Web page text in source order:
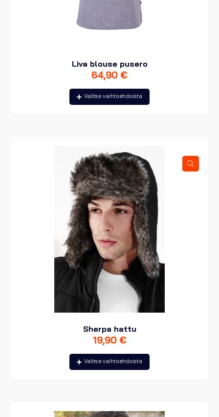
Liva blouse pusero
64,90 €
Valitse vaihtoehdoista
Tällä
tuotteella
valinnat
tuotteen
sivulla.
Sherpa hattu
19,90 €
Valitse vaihtoehdoista
Tällä
tuotteella
Voit